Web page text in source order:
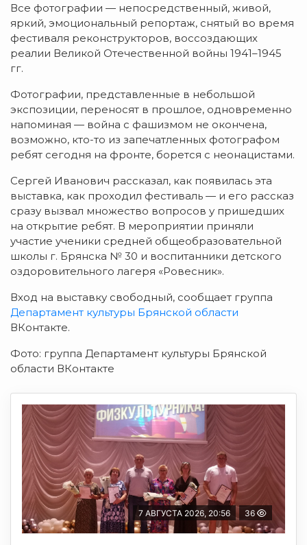
Все фотографии — непосредственный, живой,
яркий, эмоциональный репортаж, снятый во время
фестиваля реконструкторов, воссоздающих
реалии Великой Отечественной войны 1941–1945
гг.
Фотографии, представленные в небольшой
экспозиции, переносят в прошлое, одновременно
напоминая — война с фашизмом не окончена,
возможно, кто-то из запечатленных фотографом
ребят сегодня на фронте, борется с неонацистами.
Сергей Иванович рассказал, как появилась эта
выставка, как проходил фестиваль — и его рассказ
сразу вызвал множество вопросов у пришедших
на открытие ребят. В мероприятии приняли
участие ученики средней общеобразовательной
школы г. Брянска № 30 и воспитанники детского
оздоровительного лагеря «Ровесник».
Вход на выставку свободный, сообщает группа
Департамент культуры Брянской области
ВКонтакте.
Фото: группа Департамент культуры Брянской
области ВКонтакте
7 АВГУСТА 2026, 20:56 36